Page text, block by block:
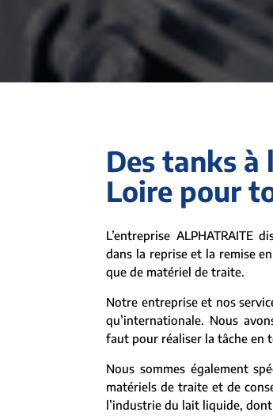
Des tanks
Loire pour
L’entreprise ALPHATRAITE
dans la reprise et la remise
que de matériel de traite.
Notre entreprise et nos
qu’internationale. Nous
faut pour réaliser la tâche en
Nous sommes également
matériels de traite et de
l’industrie du lait liquide,